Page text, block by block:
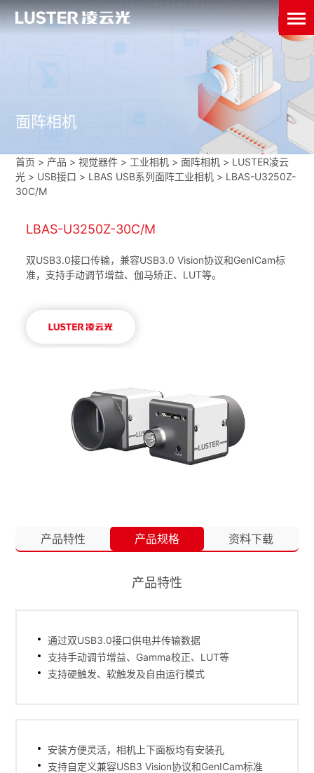
面阵相机
首页 > 产品 > 视觉器件 > 工业相机 >面阵相机 > LUSTER凌云
光 > USB接口 > LBAS USB系列面阵工业相机 > LBAS-U3250Z-
30C/M
LBAS-U3250Z-30C/M
双USB3.0接口传输，兼容USB3.0 Vision协议和GenICam标
准，支持手动调节增益、伽马矫正、LUT等。
产品特性 产品规格 资料下载
产品特性
通过双USB3.0接口供电并传输数据
支持手动调节增益、Gamma校正、LUT等
支持硬触发、软触发及自由运行模式
安装方便灵活，相机上下面板均有安装孔
支持自定义兼容USB3 Vision协议和GenICam标准